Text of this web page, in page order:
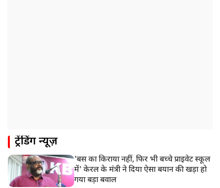
ट्रेंडिंग न्यूज़
'बस का किराया नहीं, फिर भी बच्चे प्राइवेट स्कूल
में' केरल के मंत्री ने दिया ऐसा बयान की खड़ा हो
गया बड़ा बवाल